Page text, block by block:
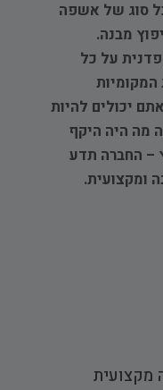
סוג של אשפה
מבנה.
על כל
יכולים להיות
היה היקף
החברה תדע